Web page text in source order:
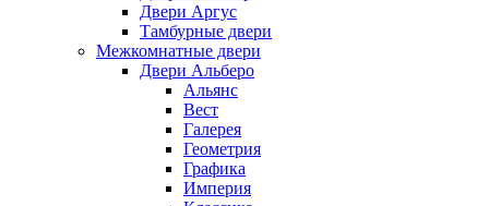
Двери Аргус
Тамбурные двери
Межкомнатные двери
Двери Альберо
Альянс
Вест
Галерея
Геометрия
Графика
Империя